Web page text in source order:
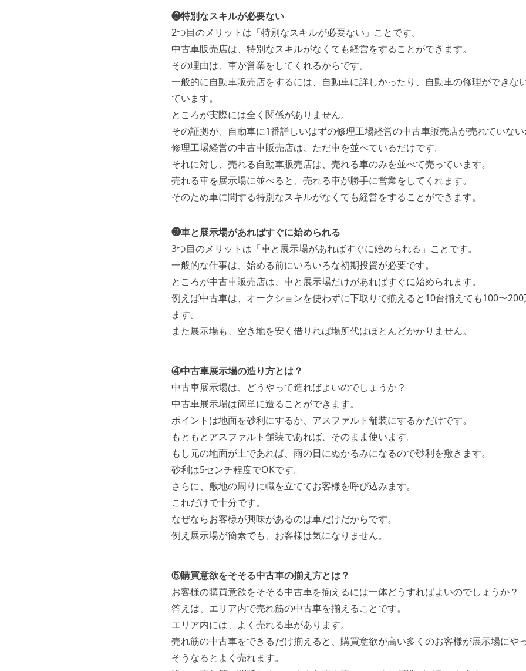
❷特別なスキルが必要ない
2つ目のメリットは「特別なスキルが必要ない」ことです。
中古車販売店は、特別なスキルがなくても経営をすることができます。
その理由は、車が営業をしてくれるからです。
一般的に自動車販売店をするには、自動車に詳しかったり、自動車の修理ができな
ています。
ところが実際には全く関係がありません。
その証拠が、自動車に1番詳しいはずの修理工場経営の中古車販売店が売れていな
修理工場経営の中古車販売店は、ただ車を並べているだけです。
それに対し、売れる自動車販売店は、売れる車のみを並べて売っています。
売れる車を展示場に並べると、売れる車が勝手に営業をしてくれます。
そのため車に関する特別なスキルがなくても経営をすることができます。
❸車と展示場があればすぐに始められる
3つ目のメリットは「車と展示場があればすぐに始められる」ことです。
一般的な仕事は、始める前にいろいろな初期投資が必要です。
ところが中古車販売店は、車と展示場だけがあればすぐに始められます。
例えば中古車は、オークションを使わずに下取りで揃えると10台揃えても100〜
ます。
また展示場も、空き地を安く借りれば場所代はほとんどかかりません。
④中古車展示場の造り方とは？
中古車展示場は、どうやって造ればよいのでしょうか？
中古車展示場は簡単に造ることができます。
ポイントは地面を砂利にするか、アスファルト舗装にするかだけです。
もともとアスファルト舗装であれば、そのまま使います。
もし元の地面が土であれば、雨の日にぬかるみになるので砂利を敷きます。
砂利は5センチ程度でOKです。
さらに、敷地の周りに幟を立ててお客様を呼び込みます。
これだけで十分です。
なぜならお客様が興味があるのは車だけだからです。
例え展示場が簡素でも、お客様は気になりません。
⑤購買意欲をそそる中古車の揃え方とは？
お客様の購買意欲をそそる中古車を揃えるには一体どうすればよいのでしょうか？
答えは、エリア内で売れ筋の中古車を揃えることです。
エリア内には、よく売れる車があります。
売れ筋の中古車をできるだけ揃えると、購買意欲が高い多くのお客様が展示場にや
そうなるとよく売れます。